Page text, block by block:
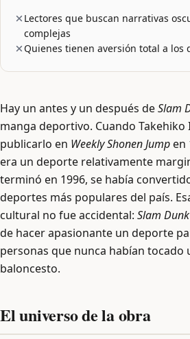
Lectores que buscan narrativas
complejas
Quienes tienen aversión total a los
Hay un antes y un después deSlam
manga deportivo. Cuando Takehiko
publicarlo en Weekly Shonen Jumpen
era un deporte relativamente
terminó en 1996, se había
deportes más populares del país.
cultural no fue accidental: Slam Dunk
de hacer apasionante un deporte
personas que nunca habían tocado
baloncesto.
El universo de la obra